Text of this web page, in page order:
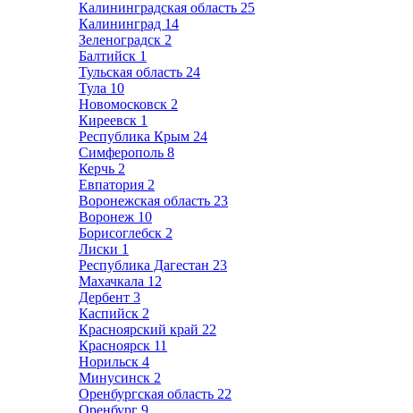
Калининградская область 25
Калининград 14
Зеленоградск 2
Балтийск 1
Тульская область 24
Тула 10
Новомосковск 2
Киреевск 1
Республика Крым 24
Симферополь 8
Керчь 2
Евпатория 2
Воронежская область 23
Воронеж 10
Борисоглебск 2
Лиски 1
Республика Дагестан 23
Махачкала 12
Дербент 3
Каспийск 2
Красноярский край 22
Красноярск 11
Норильск 4
Минусинск 2
Оренбургская область 22
Оренбург 9